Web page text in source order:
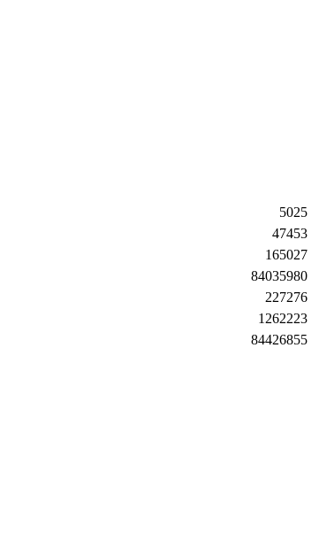
5025
47453
165027
84035980
227276
1262223
84426855